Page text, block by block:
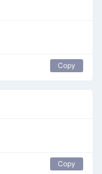
Copy
Copy